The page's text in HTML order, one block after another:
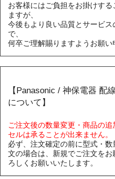
お客様にはご負担をお掛けす
ますが、
今後もより良い品質とサービ
で、
何卒ご理解賜りますようお願い
【Panasonic / 神保電器 配
について】
ご注文後の数量変更・商品の
セルは承ることが出来ません。
必ず、注文確定の前に型式・
文の場合は、新規でご注文を
ろしくお願いいたします。